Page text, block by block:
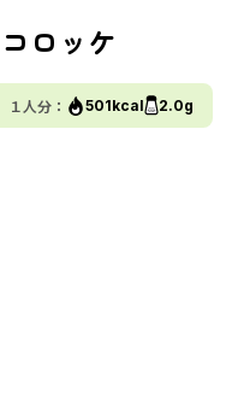
ロッケ
１人分： 501kcal 2.0g